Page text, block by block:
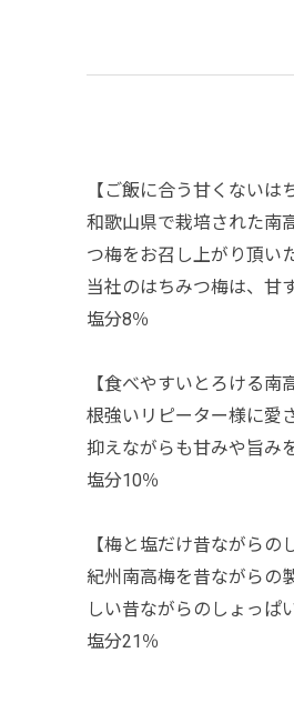
【ご飯に合う甘くないは
和歌山県で栽培された南
つ梅をお召し上がり頂い
当社のはちみつ梅は、甘
塩分8％
【食べやすいとろける南
根強いリピーター様に愛
抑えながらも甘みや旨み
塩分10％
【梅と塩だけ昔ながらの
紀州南高梅を昔ながらの
しい昔ながらのしょっぱ
塩分21％